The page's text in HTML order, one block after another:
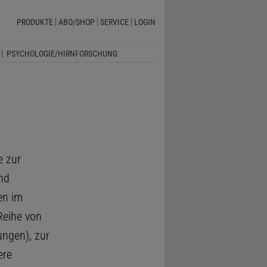
PRODUKTE ABO/SHOP SERVICE LOGIN
PSYCHOLOGIE/HIRNFORSCHUNG
zur
im
von
zur